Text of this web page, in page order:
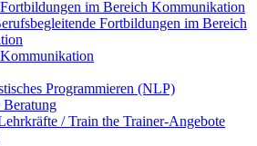
im Bereich Kommunikation
Fortbildungen im Bereich
Programmieren (NLP)
Beratung
/ Train the Trainer-Angebote